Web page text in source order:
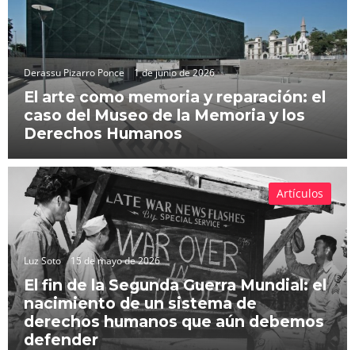
Derassu Pizarro Ponce 1 de junio de 2026
El arte como memoria y reparación: el
caso del Museo de la Memoria y los
Derechos Humanos
Luz Soto 15 de mayo de 2026
El fin de la Segunda Guerra Mundial: el
nacimiento de un sistema de
derechos humanos que aún debemos
defender
Artículos